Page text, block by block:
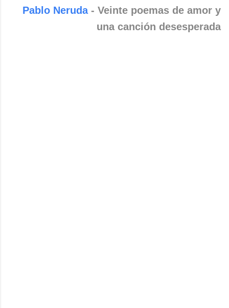
Pablo Neruda- Veinte poemas de amor y
una canción desesperada